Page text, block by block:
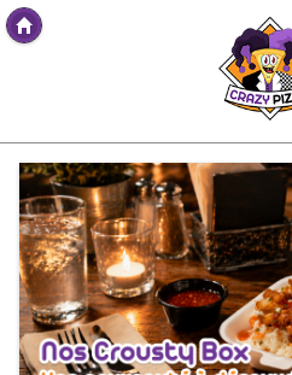
Copyright Des-click